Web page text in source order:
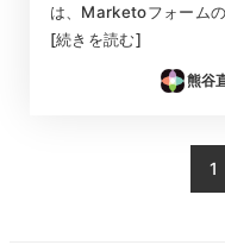
は、Marketoフォーム
[続きを読む]
熊谷
1